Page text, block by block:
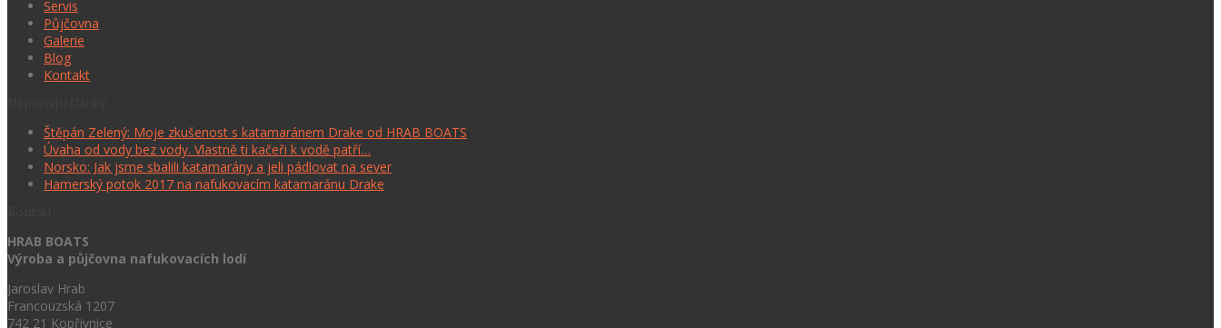
Servis
Půjčovna
Galerie
Blog
Kontakt
Štěpán Zelený: Moje zkušenost s katamaránem Drake od HRAB BOATS
Úvaha od vody bez vody. Vlastně ti kačeři k vodě patří…
Norsko: Jak jsme sbalili katamarány a jeli pádlovat na sever
Hamerský potok 2017 na nafukovacím katamaránu Drake
HRAB BOATS
Výroba a půjčovna nafukovacích lodí
Jaroslav Hrab
Francouzská 1207
742 21 Kopřivnice